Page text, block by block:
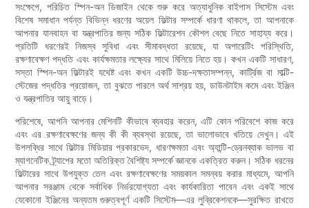
সংক্ষেপে, পরিচিত স্পিন-অন ডিজাইন থেকে শুরু করে অত্যাধুনিক বাইপাস সিস্টেম এবং
বিশেষ সমাধান পর্যন্ত বিভিন্ন ধরণের অয়েল ফিল্টার সম্পর্কে ধারণা থাকলে, তা আপনাকে
আপনার যানবাহন বা যন্ত্রপাতির জন্য সঠিক ফিল্টারেশন কৌশল বেছে নিতে সাহায্য করে।
প্রতিটি ধরণেরই নিজস্ব সুবিধা এবং সীমাবদ্ধতা রয়েছে, যা অপারেটিং পরিস্থিতি,
রক্ষণাবেক্ষণ পদ্ধতি এবং কার্যক্ষমতার লক্ষ্যের সাথে মিলিয়ে নিতে হয়। কখন একটি সাধারণ,
সস্তা স্পিন-অন ফিল্টারই যথেষ্ট এবং কখন একটি উচ্চ-দক্ষতাসম্পন্ন, কার্ট্রিজ বা মাল্টি-
স্টেজের পদ্ধতির প্রয়োজন, তা বুঝতে পারলে অর্থ সাশ্রয় হয়, ডাউনটাইম কমে এবং ইঞ্জিন
ও যন্ত্রপাতির আয়ু বাড়ে।
পরিশেষে, আপনি আপনার মেশিনটি কীভাবে ব্যবহার করেন, এটি কোন পরিবেশে কাজ করে
এবং এর রক্ষণাবেক্ষণের জন্য কী কী ব্যবস্থা রয়েছে, তা ভালোভাবে খতিয়ে দেখুন। এই
উপলব্ধির সাথে ফিল্টার মিডিয়ার প্রকারভেদ, ধারণক্ষমতা এবং অ্যান্টি-ড্রেনব্যাক ভালভ বা
ম্যাগনেটিক ট্র্যাপের মতো অতিরিক্ত বৈশিষ্ট্য সম্পর্কে জ্ঞানকে একত্রিত করুন। সঠিক ধরনের
ফিল্টারের সাথে উপযুক্ত তেল এবং রক্ষণাবেক্ষণের সময়কাল সমন্বয় করার মাধ্যমে, আপনি
আপনার সরঞ্জাম থেকে সর্বাধিক নির্ভরযোগ্যতা এবং কার্যকারিতা পাবেন এবং একই সাথে
যেকোনো ইঞ্জিনের অন্যতম গুরুত্বপূর্ণ একটি সিস্টেম—এর লুব্রিকেশনকে—সুরক্ষিত রাখতে